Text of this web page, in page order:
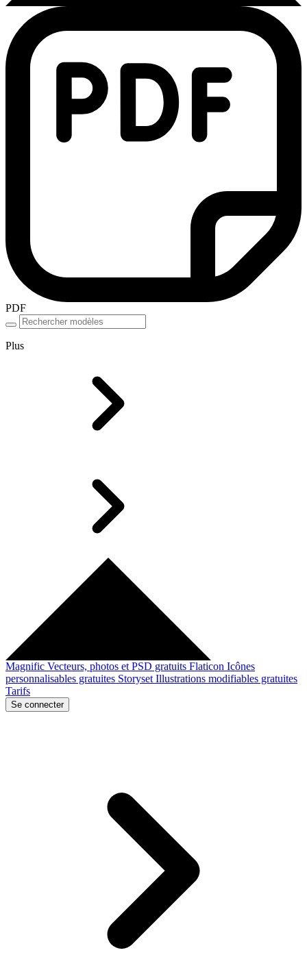
PDF
Plus
Magnific Vecteurs, photos et PSD gratuits Flaticon Icônes
personnalisables gratuites Storyset Illustrations modifiables gratuites
Tarifs
Se connecter